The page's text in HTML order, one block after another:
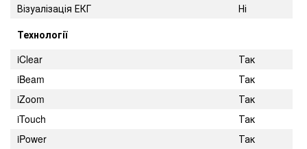
Візуалізація ЕКГ
Ні
Технології
iClear
Так
iBeam
Так
iZoom
Так
iTouch
Так
iPower
Так